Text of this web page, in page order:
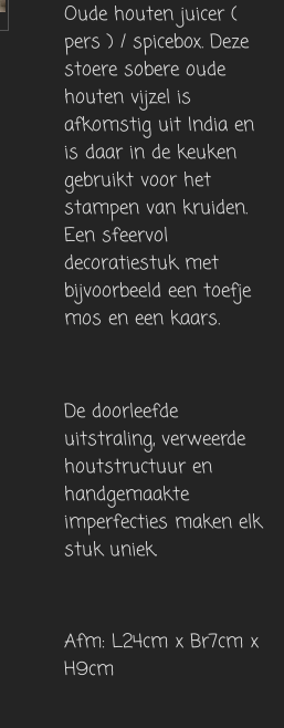
Oude houten juicer (
pers ) / spicebox. Deze
stoere sobere oude
houten vijzel is
afkomstig uit India en
is daar in de keuken
gebruikt voor het
stampen van kruiden.
Een sfeervol
decoratiestuk met
bijvoorbeeld een toefje
mos en een kaars.
De doorleefde
uitstraling, verweerde
houtstructuur en
handgemaakte
imperfecties maken elk
stuk uniek.
Afm: L24cm x Br7cm x
H9cm